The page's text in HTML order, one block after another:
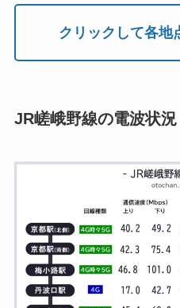
クリックして各地
JR嵯峨野線の電波状況